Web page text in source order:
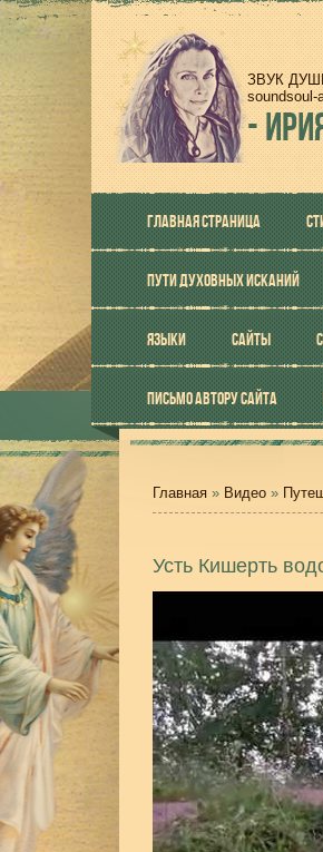
ЗВУК
soundsoul-
-
ГЛАВНАЯ СТРАНИЦА
ПУТИ ДУХОВНЫХ ИСКАНИЙ
ЯЗЫКИ САЙТЫ
ПИСЬМО АВТОРУ САЙТА
Главная » Видео »
Усть Кишерть